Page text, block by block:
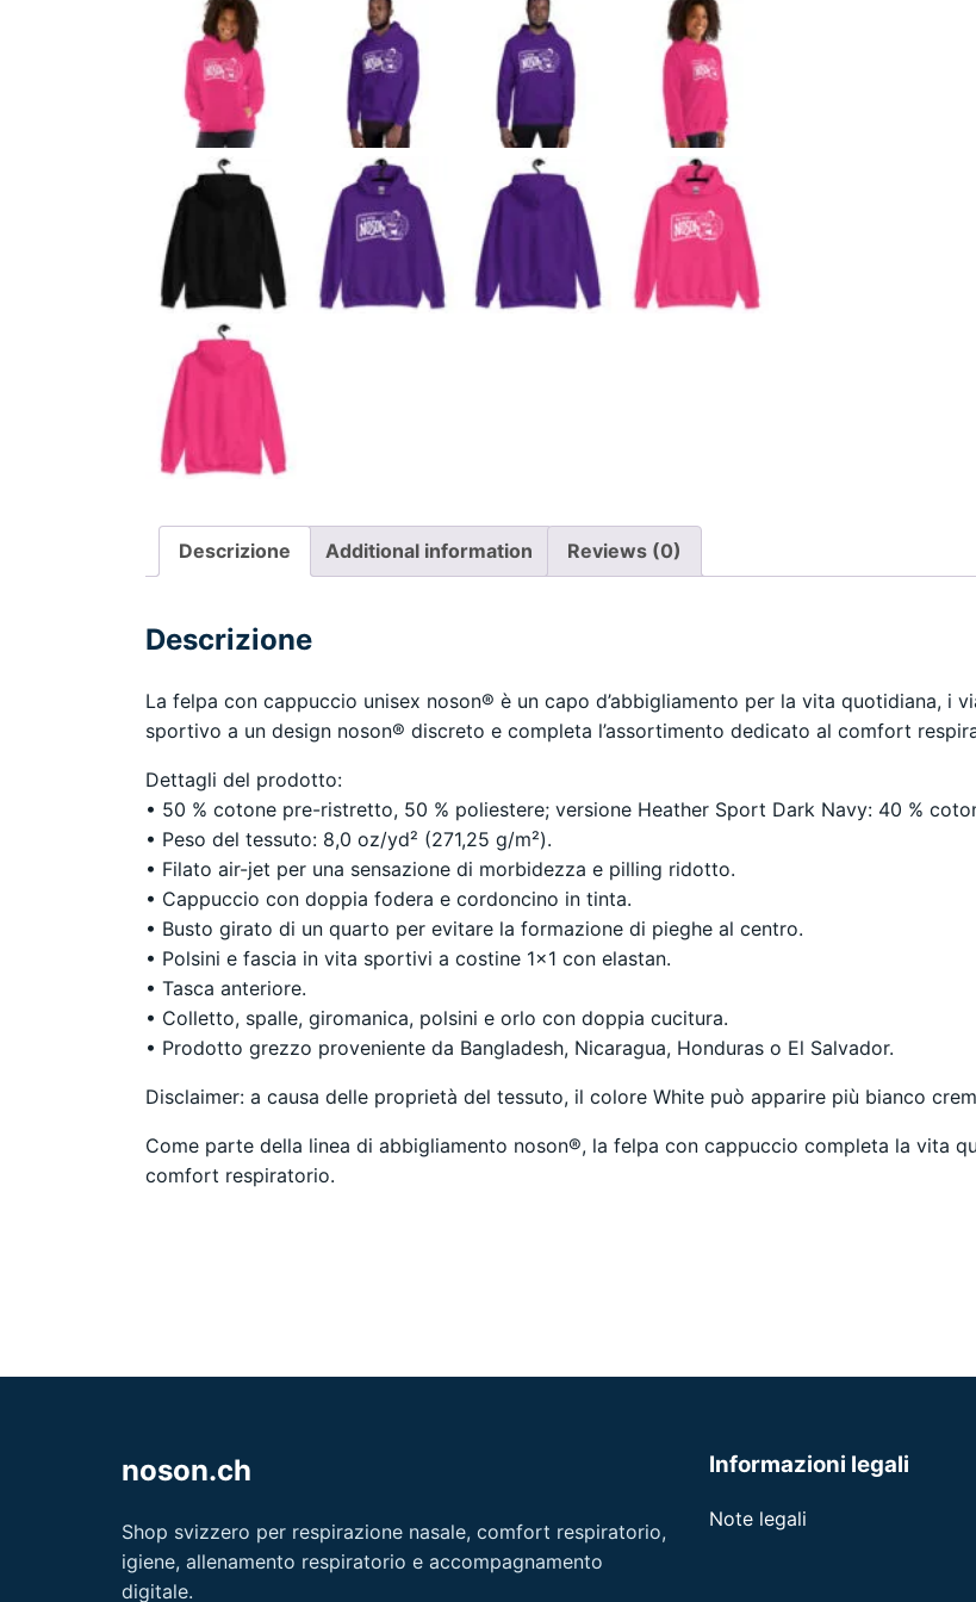
Descrizione Additional information Reviews (0)
Descrizione
La felpa con cappuccio unisex noson® è un capo d’abbigliamento per la vita quotidiana, i
sportivo a un design noson® discreto e completa l’assortimento dedicato al comfort
Dettagli del prodotto:
• 50 % cotone pre-ristretto, 50 % poliestere; versione Heather Sport Dark Navy: 40 %
• Peso del tessuto: 8,0 oz/yd² (271,25 g/m²).
• Filato air-jet per una sensazione di morbidezza e pilling ridotto.
• Cappuccio con doppia fodera e cordoncino in tinta.
• Busto girato di un quarto per evitare la formazione di pieghe al centro.
• Polsini e fascia in vita sportivi a costine 1×1 con elastan.
• Tasca anteriore.
• Colletto, spalle, giromanica, polsini e orlo con doppia cucitura.
• Prodotto grezzo proveniente da Bangladesh, Nicaragua, Honduras o El Salvador.
Disclaimer: a causa delle proprietà del tessuto, il colore White può apparire più bianco
Come parte della linea di abbigliamento noson®, la felpa con cappuccio completa la vita
comfort respiratorio.
noson.ch
Shop svizzero per respirazione nasale, comfort respiratorio,
igiene, allenamento respiratorio e accompagnamento
digitale.
Informazioni legali
Note legali